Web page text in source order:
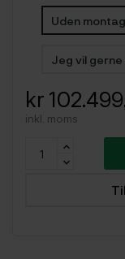
Uden
Jeg vil
kr
inkl. moms